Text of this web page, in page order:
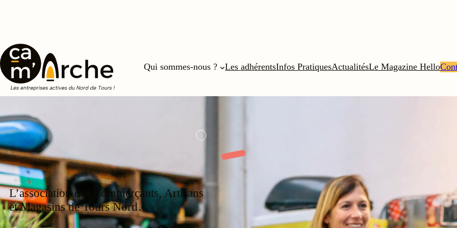
Qui sommes-nous ? Les adhérentsInfos PratiquesActualitésLe Magazine Hello
L’association des Commerçants, Artisans
et Magasins de Tours Nord…